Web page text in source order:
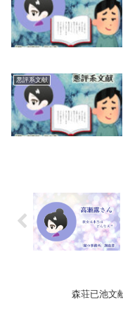
悪評系文献
森荘已池文